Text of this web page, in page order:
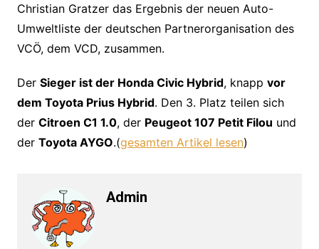
Christian Gratzer das Ergebnis der neuen Auto-
Umweltliste der deutschen Partnerorganisation des
VCÖ, dem VCD, zusammen.
Der Sieger ist der Honda Civic Hybrid, knapp vor
dem Toyota Prius Hybrid. Den 3. Platz teilen sich
der Citroen C1 1.0, der Peugeot 107 Petit Filou und
der Toyota AYGO.(gesamten Artikel lesen)
Admin